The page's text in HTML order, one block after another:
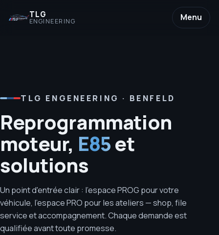
TLG
ENGINEERING Menu
TLG ENGENEERING · BENFELD
Reprogrammation
moteur, E85et
solutions
Un point d'entrée clair : l'espace PROG pour votre
véhicule, l'espace PRO pour les ateliers — shop, file
service et accompagnement. Chaque demande est
qualifiée avant toute promesse.